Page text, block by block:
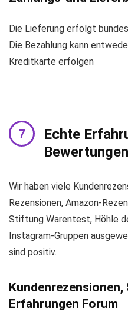
Die Lieferung erfolgt
Die Bezahlung kann
Kreditkarte erfolgen
Echte
Bewertungen
Wir haben viele
Rezensionen, Amazon-
Stiftung Warentest, Höhle
Instagram-Gruppen
sind positiv.
Erfahrungen Forum